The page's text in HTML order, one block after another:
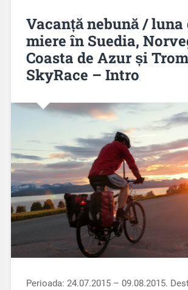
Vacanță nebună / luna
miere în Suedia,
Coasta de Azur și
SkyRace – Intro
Perioada: 24.07.2015 – 09.08.2015.